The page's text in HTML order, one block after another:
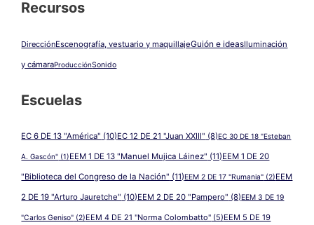
de
EP
14
DE
(2017)
Recursos
DirecciónEscenografía, vestuario y maquillajeGuión e ideasIluminación
y cámaraProducciónSonido
Escuelas
EC 6 DE 13 "América" (10)EC 12 DE 21 "Juan XXIII" (8)EC 30 DE 18 "Esteban
A. Gascón" (1)EEM 1 DE 13 "Manuel Mujica Láinez" (11)EEM 1 DE 20
"Biblioteca del Congreso de la Nación" (11)EEM 2 DE 17 "Rumania" (2)EEM
2 DE 19 "Arturo Jauretche" (10)EEM 2 DE 20 "Pampero" (8)EEM 3 DE 19
"Carlos Geniso" (2)EEM 4 DE 21 "Norma Colombatto" (5)EEM 5 DE 19